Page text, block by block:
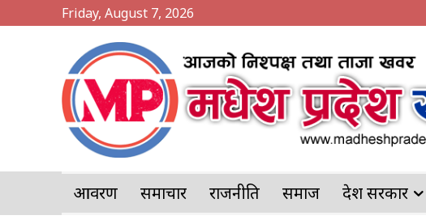
Friday, August 7, 2026
आवरण समाचार राजनीति समाज प्रदेश सरकार